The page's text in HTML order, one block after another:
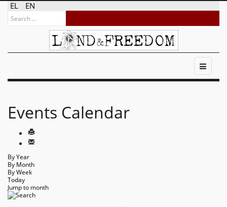
EL EN
Events Calendar
By Year
By Month
By Week
Today
Jump to month